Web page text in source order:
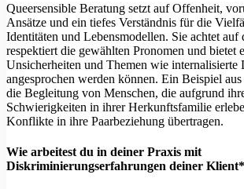
Queersensible Beratung setzt auf Offenheit,
Ansätze und ein tiefes Verständnis für die
Identitäten und Lebensmodellen. Sie achtet auf
respektiert die gewählten Pronomen und bietet
Unsicherheiten und Themen wie
angesprochen werden können. Ein Beispiel
die Begleitung von Menschen, die aufgrund
Schwierigkeiten in ihrer Herkunftsfamilie
Konflikte in ihre Paarbeziehung übertragen.
Wie arbeitest du in deiner Praxis mit
Diskriminierungserfahrungen deiner